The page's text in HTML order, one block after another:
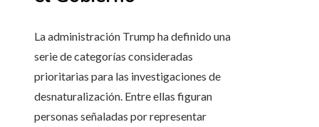
La administración Trump ha definido una
serie de categorías consideradas
prioritarias para las investigaciones de
desnaturalización. Entre ellas figuran
personas señaladas por representar